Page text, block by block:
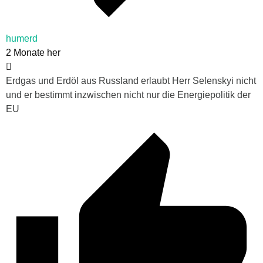
humerd
2 Monate her
Erdgas und Erdöl aus Russland erlaubt Herr Selenskyi nicht
und er bestimmt inzwischen nicht nur die Energiepolitik der
EU